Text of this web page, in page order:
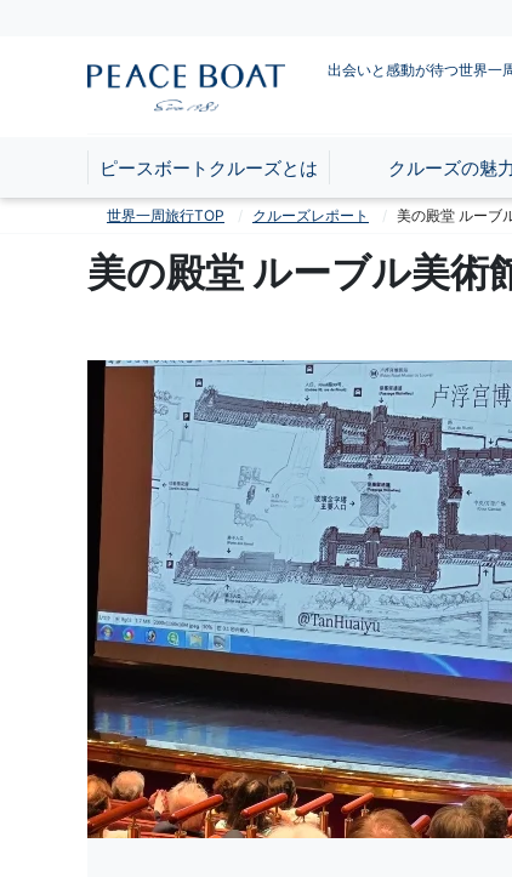
出会いと感動が待つ世界一
ピースボートクルーズとは クルーズの魅力
世界一周旅行TOP クルーズレポート 美の殿堂 ルーブ
美の殿堂 ルーブル美術